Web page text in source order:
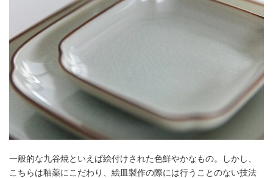
一般的な九谷焼といえば絵付けされた色鮮やかなもの。しかし、
こちらは釉薬にこだわり、絵皿製作の際には行うことのない技法